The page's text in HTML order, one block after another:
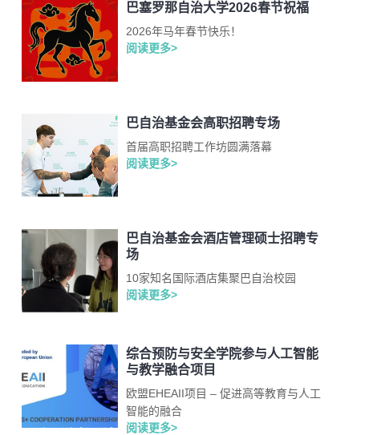
巴塞罗那自治大学2026春节祝福
2026年马年春节快乐！
阅读更多>
巴自治基金会高职招聘专场
首届高职招聘工作坊圆满落幕
阅读更多>
巴自治基金会酒店管理硕士招聘专
场
10家知名国际酒店集聚巴自治校园
阅读更多>
综合预防与安全学院参与人工智能
与教学融合项目
欧盟EHEAII项目 – 促进高等教育与人工
智能的融合
阅读更多>